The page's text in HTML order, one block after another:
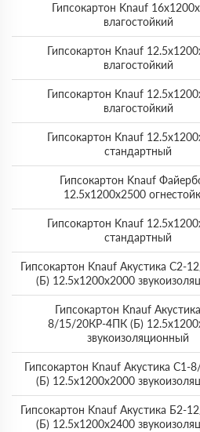
Гипсокартон Knauf
влагостойкий
Гипсокартон Knauf
влагостойкий
Гипсокартон Knauf
влагостойкий
Гипсокартон Knauf
стандартный
Гипсокартон Knauf
12.5x1200x2500
Гипсокартон Knauf
стандартный
Гипсокартон Knauf Акустика C2-
(Б) 12.5x1200x2000
Гипсокартон Knauf
8/15/20КР-4ПК (Б)
звукоизоляционный
Гипсокартон Knauf Акустика C1-
(Б) 12.5x1200x2000
Гипсокартон Knauf Акустика Б2-
(Б) 12.5x1200x2400